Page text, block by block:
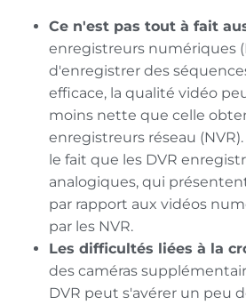
Ce n'est pas tout à fait
enregistreurs numériques
d'enregistrer des
efficace, la qualité vidéo
moins nette que celle
enregistreurs réseau
le fait que les DVR
analogiques, qui
par rapport aux vidéos
par les NVR.
Les difficultés liées à la
des caméras
DVR peut s'avérer un peu